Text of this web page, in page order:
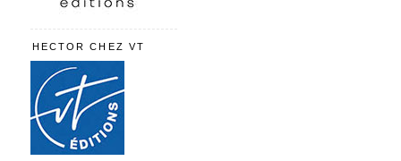
HECTOR CHEZ VT